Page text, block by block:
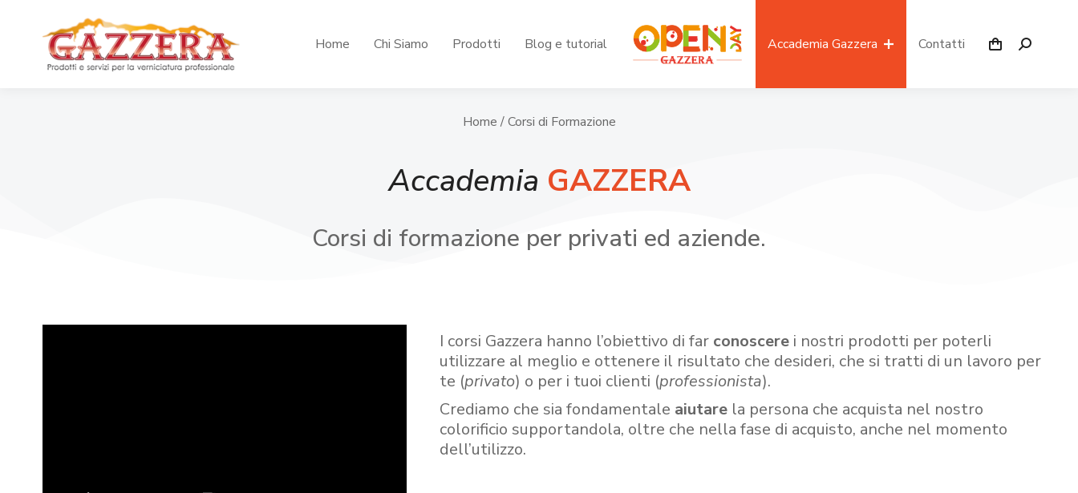
Home Chi Siamo Prodotti Blog e tutorial Accademia Gazzera Contatti
Home / Corsi di Formazione
Accademia GAZZERA
Corsi di formazione per privati ed aziende.
I corsi Gazzera hanno l’obiettivo di far conoscerei nostri prodotti per poterli
utilizzare al meglio e ottenere il risultato che desideri, che si tratti di un lavoro per
te (privato) o per i tuoi clienti (professionista).
Crediamo che sia fondamentale aiutare la persona che acquista nel nostro
colorificio supportandola, oltre che nella fase di acquisto, anche nel momento
dell’utilizzo.